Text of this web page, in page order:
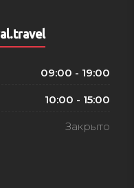
09:00 - 19:00
10:00 - 15:00
Закрыто